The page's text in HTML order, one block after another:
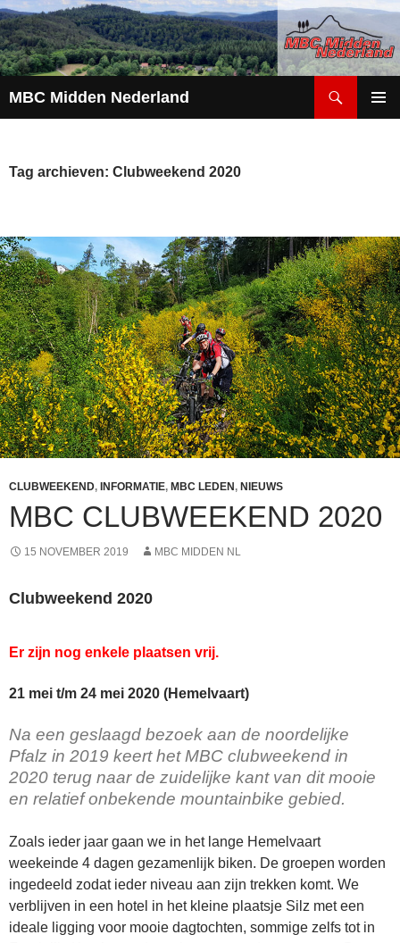
MBC Midden Nederland
INHOUD
Tag archieven: Clubweekend 2020
CLUBWEEKEND, INFORMATIE, MBC LEDEN , NIEUWS
MBC CLUBWEEKEND 2020
15 NOVEMBER 2019 MBC MIDDEN NL
Clubweekend 2020
Er zijn nog enkele plaatsen vrij.
21 mei t/m 24 mei 2020 (Hemelvaart)
Na een geslaagd bezoek aan de noordelijke
Pfalz in 2019 keert het MBC clubweekend in
2020 terug naar de zuidelijke kant van dit mooie
en relatief onbekende mountainbike gebied.
Zoals ieder jaar gaan we in het lange Hemelvaart
weekeinde 4 dagen gezamenlijk biken. De groepen worden
ingedeeld zodat ieder niveau aan zijn trekken komt. We
verblijven in een hotel in het kleine plaatsje Silz met een
ideale ligging voor mooie dagtochten, sommige zelfs tot in